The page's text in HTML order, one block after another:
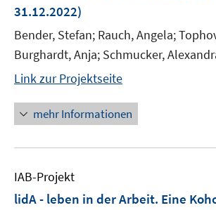
31.12.2022)
Bender, Stefan; Rauch, Angela;
Burghardt, Anja; Schmucker,
Link zur Projektseite
mehr Informationen
IAB-Projekt
lidA - leben in der Arbeit. Eine